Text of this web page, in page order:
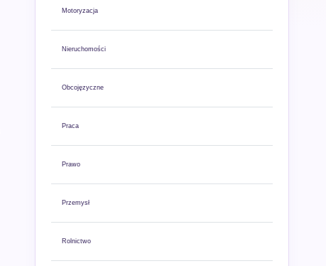
Motoryzacja
Nieruchomości
Obcojęzyczne
Praca
Prawo
Przemysł
Rolnictwo